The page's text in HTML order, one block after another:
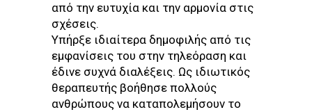
από την ευτυχία και την αρμονία στις
σχέσεις.
Υπήρξε ιδιαίτερα δημοφιλής από τις
εμφανίσεις του στην τηλεόραση και
έδινε συχνά διαλέξεις. Ως ιδιωτικός
θεραπευτής βοήθησε πολλούς
ανθρώπους να καταπολεμήσουν το